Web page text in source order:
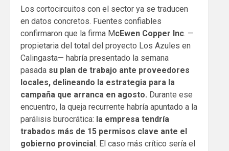
Los cortocircuitos con el sector ya se traducen
en datos concretos. Fuentes confiables
confirmaron que la firma McEwen Copper Inc. —
propietaria del total del proyecto Los Azules en
Calingasta— habría presentado la semana
pasada su plan de trabajo ante proveedores
locales, delineando la estrategia para la
campaña que arranca en agosto. Durante ese
encuentro, la queja recurrente habría apuntado a la
parálisis burocrática: la empresa tendría
trabados más de 15 permisos clave ante el
gobierno provincial . El caso más crítico sería el